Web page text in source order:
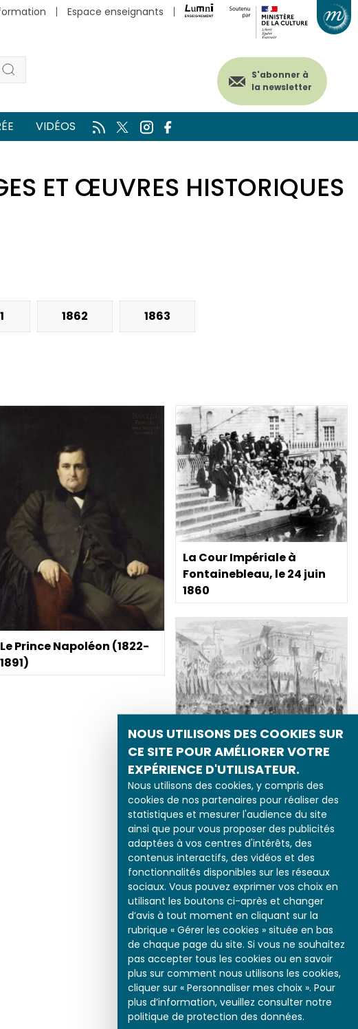
NOUS UTILISONS DES COOKIES SUR
CE SITE POUR AMÉLIORER VOTRE
EXPÉRIENCE D'UTILISATEUR.
Nous utilisons des cookies, y compris des
cookies de nos partenaires pour réaliser des
statistiques et mesurer l'audience du site
ainsi que pour vous proposer des publicités
adaptées à vos centres d'intérêts, des
contenus interactifs, des vidéos et des
fonctionnalités disponibles sur les réseaux
sociaux. Vous pouvez exprimer vos choix en
utilisant les boutons ci-après et changer
d’avis à tout moment en cliquant sur la
rubrique « Gérer les cookies » située en bas
de chaque page du site. Si vous ne souhaitez
pas accepter tous les cookies ou en savoir
plus sur comment nous utilisons les cookies,
cliquer sur « Personnaliser mes choix ». Pour
plus d’information, veuillez consulter notre
politique de protection des données.
Espace enseignants
S'abonner à
la newsletter
VIDÉOS
ET ŒUVRES HISTORIQUES
1862 1863
Le Prince Napoléon (1822-
1891)
La Cour Impériale à
Fontainebleau, le 24 juin
1860
1860 : Réunion de Nice et
de la Savoie à la France